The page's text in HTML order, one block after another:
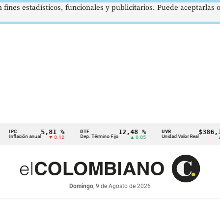
anual
5,81 %
▼ 0.12
DTF
Dep. Término Fijo
12,48 %
▲ 0.05
UVR
Unidad Valor Real
$386,1273
Domingo, 9 de Agosto de 2026
estadísticos, funcionales y publicitarios. Puede aceptarlas